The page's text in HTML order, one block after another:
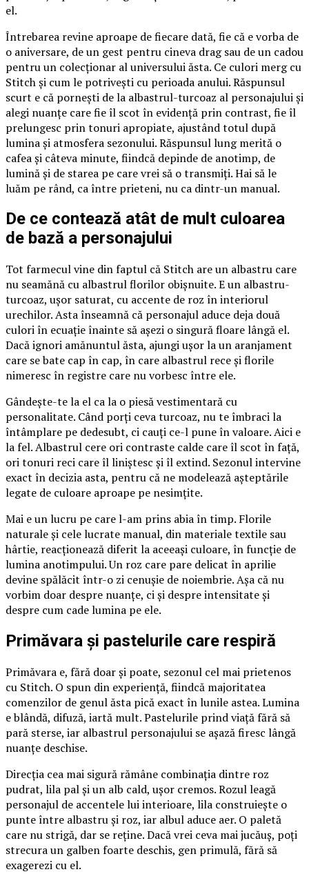
el.
Întrebarea revine aproape de fiecare dată, fie că e vorba de
o aniversare, de un gest pentru cineva drag sau de un cadou
pentru un colecționar al universului ăsta. Ce culori merg cu
Stitch și cum le potrivești cu perioada anului. Răspunsul
scurt e că pornești de la albastrul-turcoaz al personajului și
alegi nuanțe care fie îl scot în evidență prin contrast, fie îl
prelungesc prin tonuri apropiate, ajustând totul după
lumina și atmosfera sezonului. Răspunsul lung merită o
cafea și câteva minute, fiindcă depinde de anotimp, de
lumină și de starea pe care vrei să o transmiți. Hai să le
luăm pe rând, ca între prieteni, nu ca dintr-un manual.
De ce contează atât de mult culoarea
de bază a personajului
Tot farmecul vine din faptul că Stitch are un albastru care
nu seamănă cu albastrul florilor obișnuite. E un albastru-
turcoaz, ușor saturat, cu accente de roz în interiorul
urechilor. Asta înseamnă că personajul aduce deja două
culori în ecuație înainte să așezi o singură floare lângă el.
Dacă ignori amănuntul ăsta, ajungi ușor la un aranjament
care se bate cap în cap, în care albastrul rece și florile
nimeresc în registre care nu vorbesc între ele.
Gândește-te la el ca la o piesă vestimentară cu
personalitate. Când porți ceva turcoaz, nu te îmbraci la
întâmplare pe dedesubt, ci cauți ce-l pune în valoare. Aici e
la fel. Albastrul cere ori contraste calde care îl scot în față,
ori tonuri reci care îl liniștesc și îl extind. Sezonul intervine
exact în decizia asta, pentru că ne modelează așteptările
legate de culoare aproape pe nesimțite.
Mai e un lucru pe care l-am prins abia în timp. Florile
naturale și cele lucrate manual, din materiale textile sau
hârtie, reacționează diferit la aceeași culoare, în funcție de
lumina anotimpului. Un roz care pare delicat în aprilie
devine spălăcit într-o zi cenușie de noiembrie. Așa că nu
vorbim doar despre nuanțe, ci și despre intensitate și
despre cum cade lumina pe ele.
Primăvara și pastelurile care respiră
Primăvara e, fără doar și poate, sezonul cel mai prietenos
cu Stitch. O spun din experiență, fiindcă majoritatea
comenzilor de genul ăsta pică exact în lunile astea. Lumina
e blândă, difuză, iartă mult. Pastelurile prind viață fără să
pară sterse, iar albastrul personajului se așază firesc lângă
nuanțe deschise.
Direcția cea mai sigură rămâne combinația dintre roz
pudrat, lila pal și un alb cald, ușor cremos. Rozul leagă
personajul de accentele lui interioare, lila construiește o
punte între albastru și roz, iar albul aduce aer. O paletă
care nu strigă, dar se reține. Dacă vrei ceva mai jucăuș, poți
strecura un galben foarte deschis, gen primulă, fără să
exagerezi cu el.